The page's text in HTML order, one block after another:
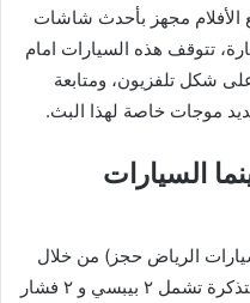
الأفلام مجهز بأحدث شاشات
يسع المكان أكثر من ٢٠٠ سيارة، تتوقف هذه السيارات امام
شكل تلفزيون، ومتابعة
موجات خاصة لهذا البث.
السيارات
الرياض حجز) من خلال
، التذكرة تشمل ٢ بيبسي و ٢ فشار